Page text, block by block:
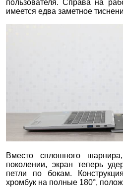
пользователя. Справа на
имеется едва заметное
Вместо сплошного
поколении, экран теперь
петли по бокам.
хромбук на полные 180°,